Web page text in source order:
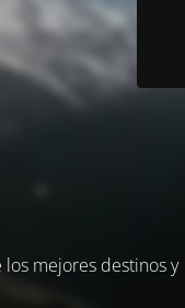
mejores destinos y